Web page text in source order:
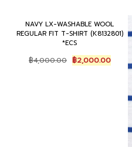
NAVY LX-WASHABLE WOOL
REGULAR FIT T-SHIRT (K8132801)
*ECS
฿4,000.00 Original
price
฿2,000.00Current
price